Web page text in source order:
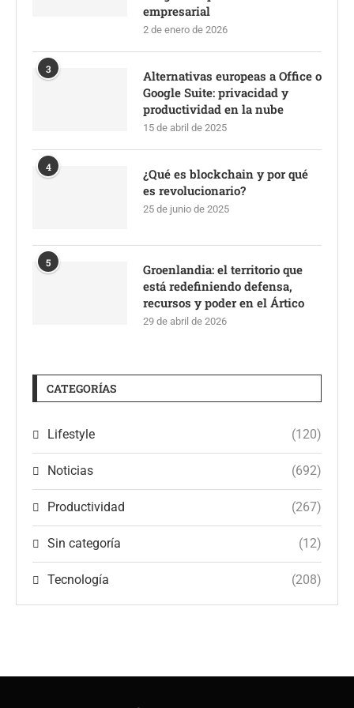
empresarial
2 de enero de 2026
3
Alternativas europeas a Office o
Google Suite: privacidad y
productividad en la nube
15 de abril de 2025
4
¿Qué es blockchain y por qué
es revolucionario?
25 de junio de 2025
5
Groenlandia: el territorio que
está redefiniendo defensa,
recursos y poder en el Ártico
29 de abril de 2026
CATEGORÍAS
Lifestyle (120)
Noticias (692)
Productividad (267)
Sin categoría (12)
Tecnología (208)